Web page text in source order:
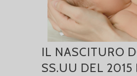
IL NASCITURO
SS.UU DEL 2015